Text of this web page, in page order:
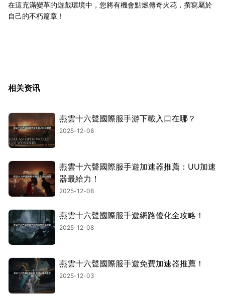
在這充滿變革的遊戲環境中，您將有機會點燃傳奇火花，撰寫屬於
自己的不朽篇章！
相关资讯
燕雲十六聲國際服手游下載入口在哪？
2025-12-08
燕雲十六聲國際服手遊加速器推薦：UU加速
器最給力！
2025-12-08
燕雲十六聲國際服手遊網路優化全攻略！
2025-12-08
燕雲十六聲國際服手遊免費加速器推薦！
2025-12-03